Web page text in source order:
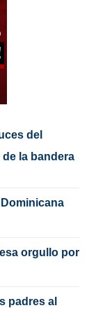
del
la bandera
orgullo por
padres al